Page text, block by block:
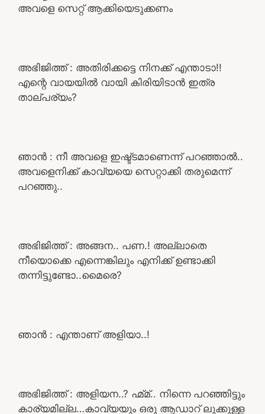
അവളെ സെറ്റ് ആക്കിയെടുക്കണം
അഭിജിത്ത് : അതിരിക്കട്ടെ നിനക്ക് എന്താടാ!!
എന്റെ വായയിൽ വായി കിരിയിടാൻ ഇത്ര
താല്പര്യം?
ഞാൻ : നീ അവളെ ഇഷ്ട്ടമാണെന്ന് പറഞ്ഞാൽ..
അവളെനിക്ക് കാവ്യയെ സെറ്റാക്കി തരുമെന്ന്
പറഞ്ഞു..
അഭിജിത്ത് : അങ്ങന.. പണ.! അല്ലാതെ
നീയൊക്കെ എന്നെങ്കിലും എനിക്ക് ഉണ്ടാക്കി
തന്നിട്ടുണ്ടോ..മൈരെ?
ഞാൻ : എന്താണ് അളിയാ..!
അഭിജിത്ത് : അളിയന..? ഹ്മ്മ്.. നിന്നെ പറഞ്ഞിട്ടും
കാര്യമില്ല…കാവ്യയും ഒരു ആഡാറ് ലുക്കുള്ള